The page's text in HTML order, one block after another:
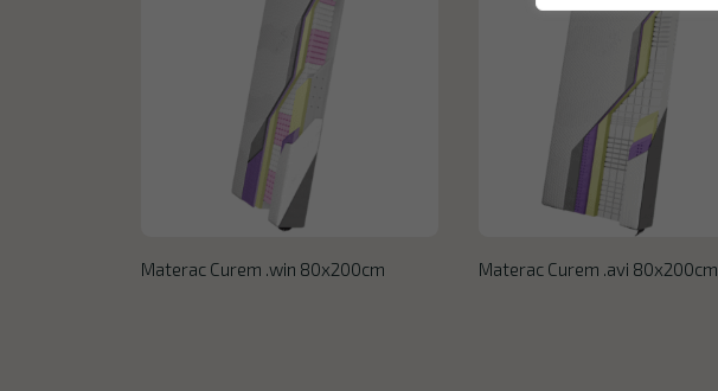
Materac Curem .win 80x200cm Materac Curem .avi 80x200cm